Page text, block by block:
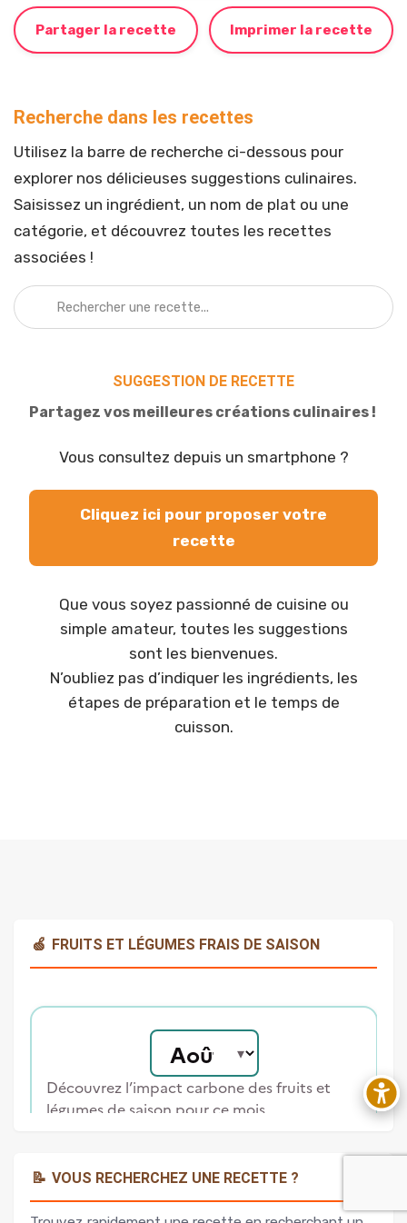
Partager la recette Imprimer la recette
Recherche dans les recettes
Utilisez la barre de recherche ci-dessous pour
explorer nos délicieuses suggestions culinaires.
Saisissez un ingrédient, un nom de plat ou une
catégorie, et découvrez toutes les recettes
associées !
SUGGESTION DE RECETTE
Partagez vos meilleures créations culinaires !
Vous consultez depuis un smartphone ?
Cliquez ici pour proposer votre
recette
Que vous soyez passionné de cuisine ou
simple amateur, toutes les suggestions
sont les bienvenues.
N’oubliez pas d’indiquer les ingrédients, les
étapes de préparation et le temps de
cuisson.
🍏 FRUITS ET LÉGUMES FRAIS DE SAISON
📝 VOUS RECHERCHEZ UNE RECETTE ?